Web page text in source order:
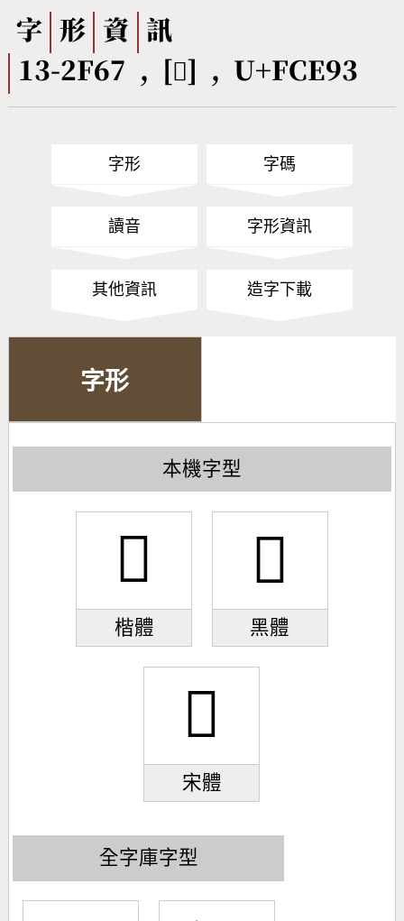
筆順序查詢
CNS查詢 Unicode查詢
字形下載
熱門查詢統計
字 形 資
訊
13-2F67 , [󼺓] , U+FCE93
字形 字碼
讀音 字形資訊
其他資訊 造字下載
字形
本機字型
󼺓
楷體
󼺓
黑體
󼺓
宋體
全字庫字型